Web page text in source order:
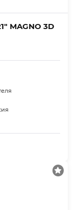
MAGNO 3D